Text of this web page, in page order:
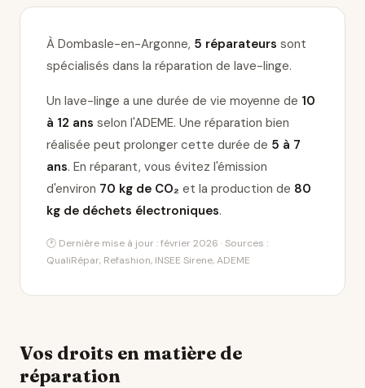
À Dombasle-en-Argonne, 5 réparateurs sont
spécialisés dans la réparation de lave-linge.
Un lave-linge a une durée de vie moyenne de 10
à 12 ans selon l'ADEME. Une réparation bien
réalisée peut prolonger cette durée de 5 à 7
ans. En réparant, vous évitez l'émission
d'environ 70 kg de CO₂ et la production de 80
kg de déchets électroniques.
🕐 Dernière mise à jour : février 2026 · Sources :
QualiRépar, Refashion, INSEE Sirene, ADEME
Vos droits en matière de
réparation